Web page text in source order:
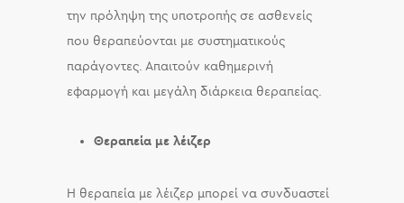
την πρόληψη της υποτροπής σε ασθενείς
που θεραπεύονται με συστηματικούς
παράγοντες. Απαιτούν καθημερινή
εφαρμογή και μεγάλη διάρκεια θεραπείας.
Θεραπεία με λέιζερ
Η θεραπεία με λέιζερ μπορεί να συνδυαστεί